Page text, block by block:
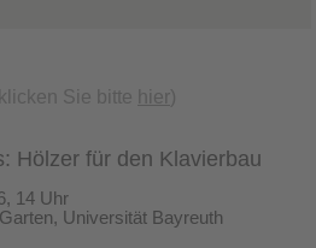
Sie bitte hier)
Hölzer für den Klavierbau
14 Uhr
Universität Bayreuth